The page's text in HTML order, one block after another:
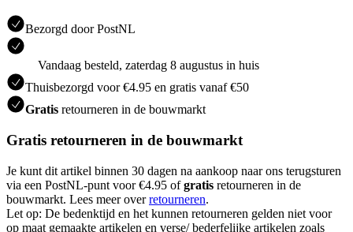
Bezorgd door PostNL
Vandaag besteld, zaterdag 8 augustus in huis
Thuisbezorgd voor €4.95 en gratis vanaf €50
Gratis retourneren in de bouwmarkt
Gratis retourneren in de bouwmarkt
Je kunt dit artikel binnen 30 dagen na aankoop naar ons terugsturen
via een PostNL-punt voor €4.95 ofgratis retourneren in de
bouwmarkt. Lees meer overretourneren.
Let op: De bedenktijd en het kunnen retourneren gelden niet voor
op maat gemaakte artikelen en verse/ bederfelijke artikelen zoals